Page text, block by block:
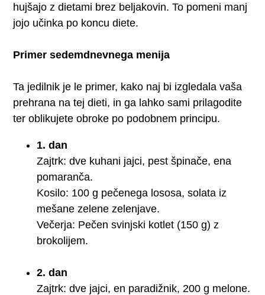
hujšajo z dietami brez beljakovin. To pomeni manj
jojo učinka po koncu diete.
Primer sedemdnevnega menija
Ta jedilnik je le primer, kako naj bi izgledala vaša
prehrana na tej dieti, in ga lahko sami prilagodite
ter oblikujete obroke po podobnem principu.
1. dan
Zajtrk: dve kuhani jajci, pest špinače, ena
pomaranča.
Kosilo: 100 g pečenega lososa, solata iz
mešane zelene zelenjave.
Večerja: Pečen svinjski kotlet (150 g) z
brokolijem.
2. dan
Zajtrk: dve jajci, en paradižnik, 200 g melone.